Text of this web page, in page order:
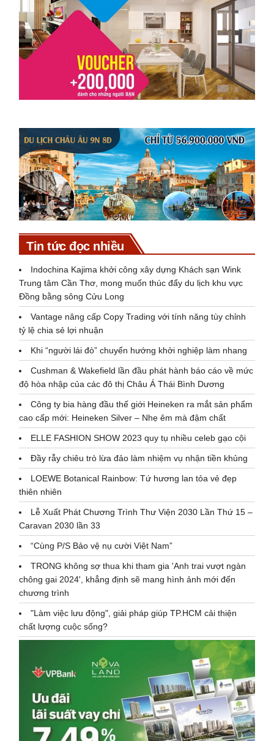
Tin tức đọc nhiều
Indochina Kajima khởi công xây dựng Khách sạn Wink
Trung tâm Cần Thơ, mong muốn thúc đẩy du lịch khu vực
Đồng bằng sông Cửu Long
Vantage nâng cấp Copy Trading với tính năng tùy chỉnh
tỷ lệ chia sẻ lợi nhuận
Khi “người lái đò” chuyển hướng khởi nghiệp làm nhang
Cushman & Wakefield lần đầu phát hành báo cáo về mức
độ hòa nhập của các đô thị Châu Á Thái Bình Dương
Công ty bia hàng đầu thế giới Heineken ra mắt sản phẩm
cao cấp mới: Heineken Silver – Nhẹ êm mà đậm chất
ELLE FASHION SHOW 2023 quy tụ nhiều celeb gạo cội
Đầy rẫy chiêu trò lừa đảo làm nhiệm vụ nhận tiền khủng
LOEWE Botanical Rainbow: Tứ hương lan tỏa vẻ đẹp
thiên nhiên
Lễ Xuất Phát Chương Trình Thư Viện 2030 Lần Thứ 15 –
Caravan 2030 lần 33
“Cùng P/S Bảo vệ nụ cười Việt Nam”
TRONG không sợ thua khi tham gia 'Anh trai vượt ngàn
chông gai 2024', khẳng định sẽ mang hình ảnh mới đến
chương trình
"Làm việc lưu động", giải pháp giúp TP.HCM cải thiện
chất lượng cuộc sống?